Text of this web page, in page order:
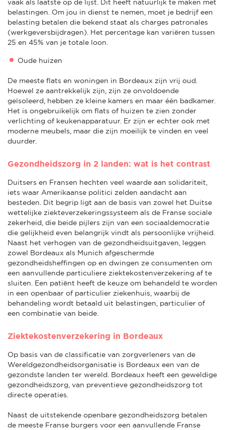
vaak als laatste op de lijst. Dit heeft natuurlijk te maken met
belastingen. Om jou in dienst te nemen, moet je bedrijf een
belasting betalen die bekend staat als charges patronales
(werkgeversbijdragen). Het percentage kan variëren tussen
25 en 45% van je totale loon.
Oude huizen
De meeste flats en woningen in Bordeaux zijn vrij oud.
Hoewel ze aantrekkelijk zijn, zijn ze onvoldoende
geïsoleerd, hebben ze kleine kamers en maar één badkamer.
Het is ongebruikelijk om flats of huizen te zien zonder
verlichting of keukenapparatuur. Er zijn er echter ook met
moderne meubels, maar die zijn moeilijk te vinden en veel
duurder.
Gezondheidszorg in 2 landen: wat is het contrast
Duitsers en Fransen hechten veel waarde aan solidariteit,
iets waar Amerikaanse politici zelden aandacht aan
besteden. Dit begrip ligt aan de basis van zowel het Duitse
wettelijke ziekteverzekeringssysteem als de Franse sociale
zekerheid, die beide pijlers zijn van een sociaaldemocratie
die gelijkheid even belangrijk vindt als persoonlijke vrijheid.
Naast het verhogen van de gezondheidsuitgaven, leggen
zowel Bordeaux als Munich afgeschermde
gezondheidsheffingen op en dwingen ze consumenten om
een aanvullende particuliere ziektekostenverzekering af te
sluiten. Een patiënt heeft de keuze om behandeld te worden
in een openbaar of particulier ziekenhuis, waarbij de
behandeling wordt betaald uit belastingen, particulier of
een combinatie van beide.
Ziektekostenverzekering in Bordeaux
Op basis van de classificatie van zorgverleners van de
Wereldgezondheidsorganisatie is Bordeaux een van de
gezondste landen ter wereld. Bordeaux heeft een geweldige
gezondheidszorg, van preventieve gezondheidszorg tot
directe operaties.
Naast de uitstekende openbare gezondheidszorg betalen
de meeste Franse burgers voor een aanvullende Franse